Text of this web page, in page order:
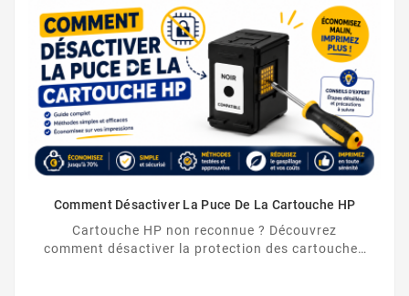
Comment Désactiver La Puce De La Cartouche HP
Cartouche HP non reconnue ? Découvrez
comment désactiver la protection des cartouches